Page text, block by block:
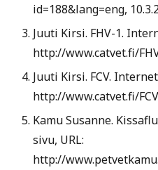
id=188&lang=eng,
Juuti Kirsi. FHV-1.
http://www.catvet.fi/
Juuti Kirsi. FCV.
http://www.catvet.fi/
Kamu Susanne.
sivu, URL:
http://